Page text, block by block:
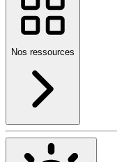
Nos ressources